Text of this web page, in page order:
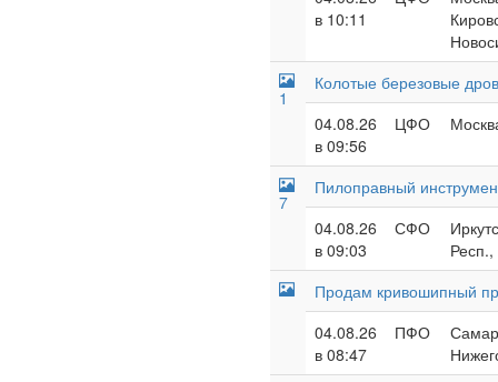
в 10:11
1
Колотые березовые
04.08.26
в 09:56
ЦФО
7
Пилоправный
04.08.26
в 09:03
СФО
Продам кривошипный
04.08.26
в 08:47
ПФО